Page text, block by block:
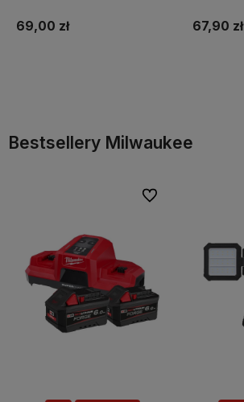
69,00 zł 67,90 zł
Bestsellery Milwaukee
Do ulubionych